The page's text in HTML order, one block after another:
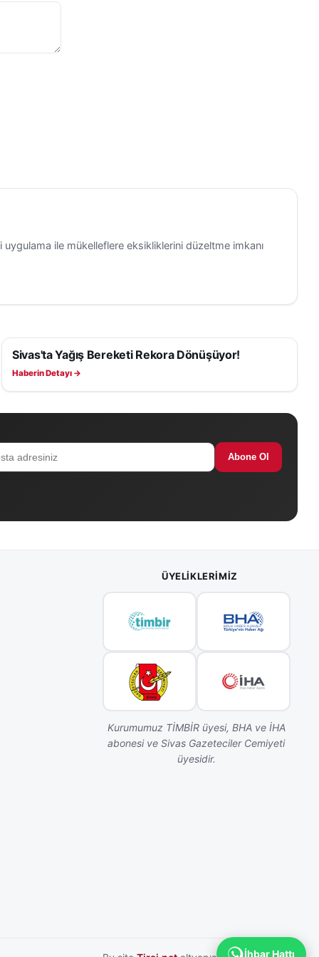
ile mükelleflere eksikliklerini düzeltme imkanı
EKONOMI
Sivas'ta Yağış Bereketi Rekora Dönüşüyor!
Haberin Detayı →
Abone Ol
ÜYELIKLERIMIZ
Kurumumuz TİMBİR üyesi, BHA ve İHA
abonesi ve Sivas Gazeteciler Cemiyeti
üyesidir.
İhbar Hattı